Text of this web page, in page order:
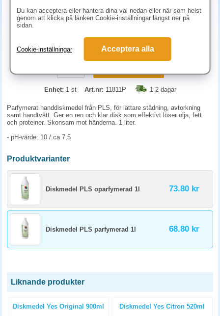
68.80 kr (inkl. moms)
Enhet: 1 st Art.nr: 11811P 1-2 dagar
Parfymerat handdiskmedel från PLS, för lättare städning, avtorkning
samt handtvätt. Ger en ren och klar disk som effektivt löser olja, fett
och proteiner. Skonsam mot händerna. 1 liter.
- pH-värde: 10 / ca 7,5
Produktvarianter
Diskmedel PLS oparfymerad 1l 73.80 kr
Diskmedel PLS parfymerad 1l 68.80 kr
Liknande produkter
Diskmedel Yes Original 900ml Diskmedel Yes Citron 520ml
Du kan acceptera eller hantera dina val nedan eller när som helst
genom att klicka på länken Cookie-inställningar längst ner på
sidan.
Cookie-inställningar Acceptera alla